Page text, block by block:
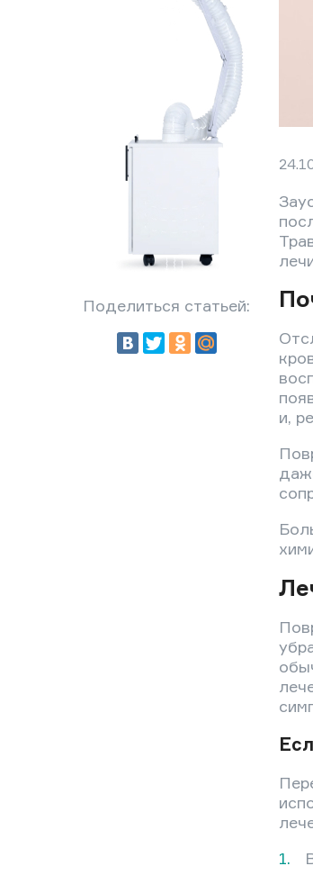
Поделиться статьей:
и,